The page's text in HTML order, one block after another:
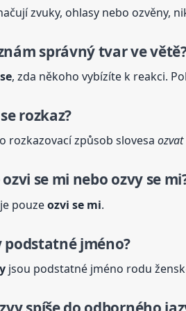
zvuky, ohlasy nebo ozvěny,
správný tvar ve
se, zda někoho vybízíte k reakci.
serozkaz?
rozkazovací způsob slovesa ozvat
ozvi se mi nebo ozvy se
pouzeozvi semi.
podstatné jméno?
jsou podstatné jméno rodu